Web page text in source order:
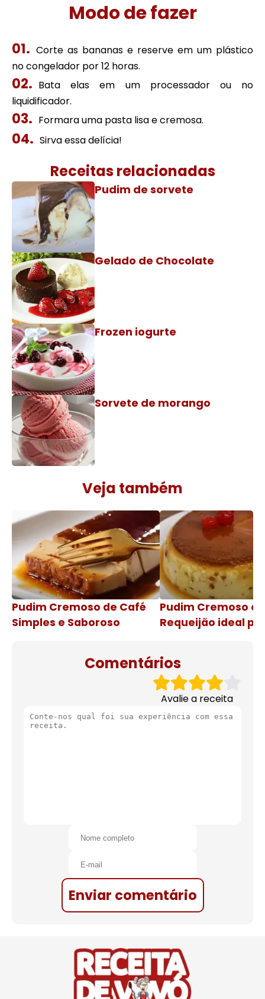
Modo de fazer
Corte as bananas e reserve em um plástico
no congelador por 12 horas.
Bata elas em um processador ou no
liquidificador.
Formara uma pasta lisa e cremosa.
Sirva essa delícia!
Receitas relacionadas
Pudim de sorvete
Gelado de Chocolate
Frozen iogurte
Sorvete de morango
Veja também
Pudim Cremoso de Café
Simples e Saboroso
Pudim Cremoso
Requeijão ideal
Comentários
Avalie a receita
Enviar comentário